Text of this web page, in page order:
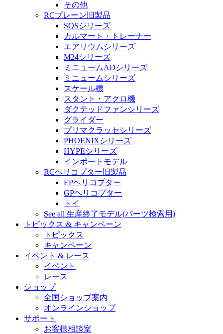
その他
RCプレーン旧製品
SQSシリーズ
カルマート・トレーナー
エアリウムシリーズ
M24シリーズ
ミニュームADシリーズ
ミニュームシリーズ
スケール機
スタント・アクロ機
ダクテッドファンシリーズ
グライダー
プリマクラッセシリーズ
PHOENIXシリーズ
HYPEシリーズ
インポートモデル
RCヘリコプター旧製品
EPヘリコプター
GPヘリコプター
トイ
See all 生産終了モデル(パーツ検索用)
トピックス & キャンペーン
トピックス
キャンペーン
イベント & レース
イベント
レース
ショップ
全国ショップ案内
オンラインショップ
サポート
お客様相談室